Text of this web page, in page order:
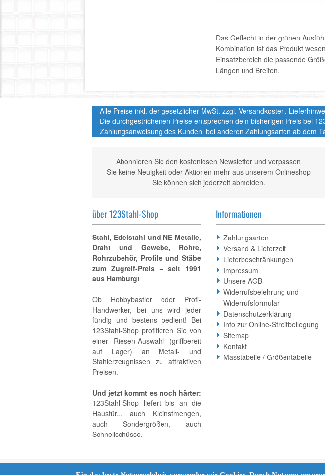
Das Geflecht in der grünen
Kombination ist das Produkt
Einsatzbereich die passende
Längen und Breiten.
Alle Preise inkl. der gesetzlicher MwSt. zzgl. Versandkosten.
Die durchgestrichenen Preise entsprechen dem bisherigen Preis bei
Zahlungsanweisung des Kunden; bei anderen Zahlungsarten ab dem
Abonnieren Sie den kostenlosen Newsletter und verpassen
Sie keine Neuigkeit oder Aktionen mehr aus unserem Onlineshop
Sie können sich jederzeit abmelden.
über 123Stahl-Shop
Stahl, Edelstahl und NE-Metalle,
Draht und Gewebe, Rohre,
Rohrzubehör, Profile und Stäbe
zum Zugreif-Preis – seit 1991
aus Hamburg!
Ob Hobbybastler oder Profi-
Handwerker, bei uns wird jeder
fündig und bestens bedient! Bei
123Stahl-Shop profitieren Sie von
einer Riesen-Auswahl (griffbereit
auf Lager) an Metall- und
Stahlerzeugnissen zu attraktiven
Preisen.
Und jetzt kommt es noch härter:
123Stahl-Shop liefert bis an die
Haustür... auch Kleinstmengen,
auch Sondergrößen, auch
Schnellschüsse.
Informationen
Zahlungsarten
Versand & Lieferzeit
Lieferbeschränkungen
Impressum
Unsere AGB
Widerrufsbelehrung und
Widerrufsformular
Datenschutzerklärung
Info zur Online-Streitbeilegung
Sitemap
Kontakt
Masstabelle / Größentabelle